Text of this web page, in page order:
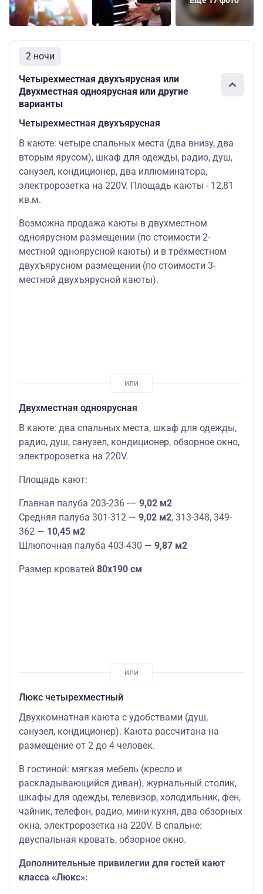
2 ночи
Четырехместная двухъярусная или
Двухместная одноярусная или другие
варианты
Четырехместная двухъярусная
В каюте: четыре спальных места (два внизу, два
вторым ярусом), шкаф для одежды, радио, душ,
санузел, кондиционер, два иллюминатора,
электророзетка на 220V. Площадь каюты - 12,81
кв.м.
Возможна продажа каюты в двухместном
одноярусном размещении (по стоимости 2-
местной одноярусной каюты) и в трёхместном
двухъярусном размещении (по стоимости 3-
местной двухъярусной каюты).
Двухместная одноярусная
В каюте: два спальных места, шкаф для одежды,
радио, душ, санузел, кондиционер, обзорное окно,
электророзетка на 220V.
Площадь кают:
Главная палуба 203-236 -— 9,02 м2
Средняя палуба 301-312 — 9,02 м2, 313-348, 349-
362 — 10,45 м2
Шлюпочная палуба 403-430 — 9,87 м2
Размер кроватей 80х190 см
Люкс четырехместный
Двухкомнатная каюта с удобствами (душ,
санузел, кондиционер). Каюта рассчитана на
размещение от 2 до 4 человек.
В гостиной: мягкая мебель (кресло и
раскладывающийся диван), журнальный столик,
шкафы для одежды, телевизор, холодильник, фен,
чайник, телефон, радио, мини-кухня, два обзорных
окна, электророзетка на 220V. В спальне:
двуспальная кровать, обзорное окно.
Дополнительные привилегии для гостей кают
класса «Люкс»: